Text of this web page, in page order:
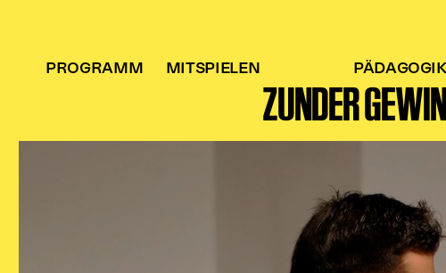
PROGRAMM MITSPIELEN PÄDAGOGIK
ZUNDER